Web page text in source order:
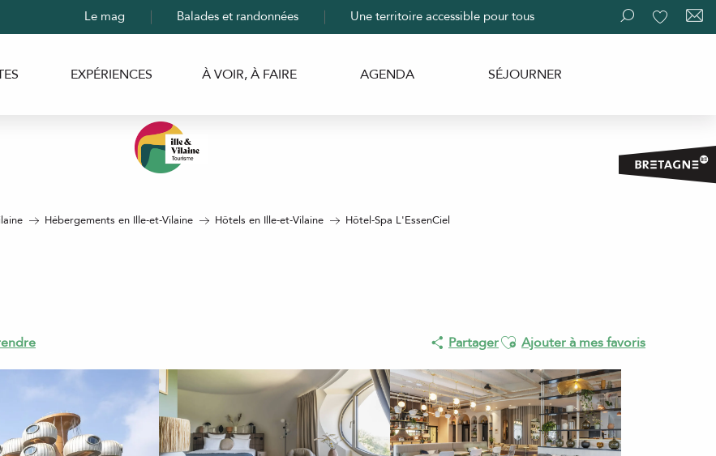
Recherche
Le mag Balades et randonnées Une territoire accessible pour tous
EXPÉRIENCES À VOIR, À FAIRE AGENDA SÉJOURNER
Hébergements en Ille-et-Vilaine Hôtels en Ille-et-Vilaine Hôtel-Spa L'EssenCiel
PartagerAjouter aux favoris
Ajouter à mes favoris